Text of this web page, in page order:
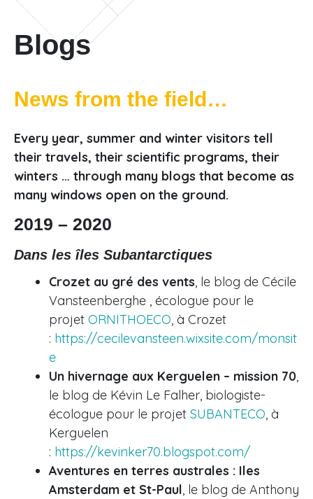
Blogs
News from the field…
Every year, summer and winter visitors tell
their travels, their scientific programs, their
winters … through many blogs that become as
many windows open on the ground.
2019 – 2020
Dans les îles Subantarctiques
Crozet au gré des vents, le blog de Cécile
Vansteenberghe , écologue pour le
projet ORNITHOECO, à Crozet
: https://cecilevansteen.wixsite.com/monsit
e
Un hivernage aux Kerguelen – mission 70,
le blog de Kévin Le Falher, biologiste-
écologue pour le projet SUBANTECO, à
Kerguelen
: https://kevinker70.blogspot.com/
Aventures en terres australes : Iles
Amsterdam et St-Paul, le blog de Anthony